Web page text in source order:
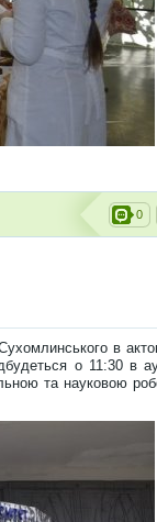
0
в
о 11:30 в
та науковою